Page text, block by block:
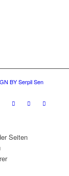
BY Serpil Sen
Seiten